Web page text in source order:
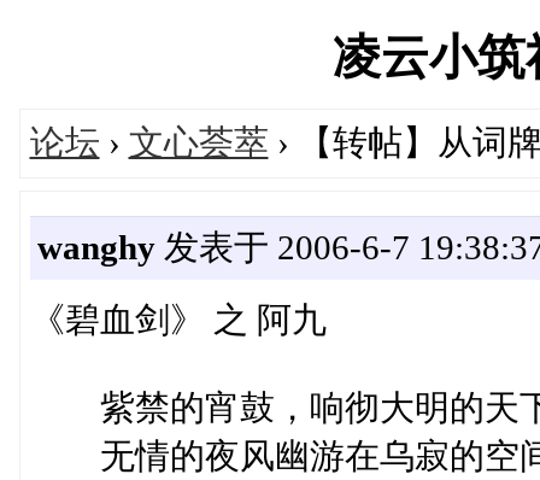
凌云小
论坛 › 文心荟萃 › 【转帖】从词
wanghy发表于 2006-6-7
《碧血剑》 之 阿九
紫禁的宵鼓，响彻大明的天
无情的夜风幽游在乌寂的空